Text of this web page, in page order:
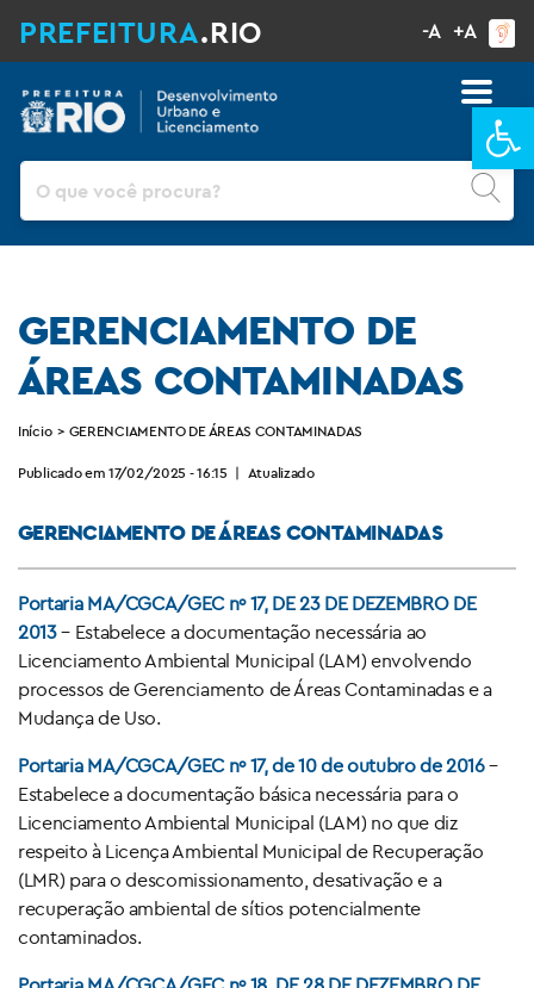
PREFEITURA.RIO -A +A
Pesquisar
GERENCIAMENTO DE
ÁREAS CONTAMINADAS
Início > GERENCIAMENTO DE ÁREAS CONTAMINADAS
Publicado em 17/02/2025 - 16:15 | Atualizado
GERENCIAMENTO DE ÁREAS CONTAMINADAS
Portaria MA/CGCA/GEC nº 17, DE 23 DE DEZEMBRO DE
2013– Estabelece a documentação necessária ao
Licenciamento Ambiental Municipal (LAM) envolvendo
processos de Gerenciamento de Áreas Contaminadas e a
Mudança de Uso.
Portaria MA/CGCA/GEC nº 17, de 10 de outubro de 2016–
Estabelece a documentação básica necessária para o
Licenciamento Ambiental Municipal (LAM) no que diz
respeito à Licença Ambiental Municipal de Recuperação
(LMR) para o descomissionamento, desativação e a
recuperação ambiental de sítios potencialmente
contaminados.